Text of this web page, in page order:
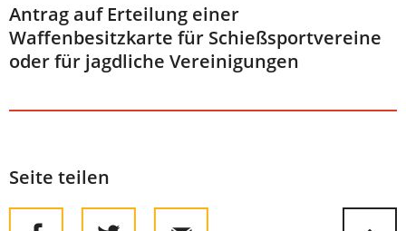
Antrag auf Erteilung einer
Waffenbesitzkarte für Schießsportvereine
oder für jagdliche Vereinigungen
Seite teilen